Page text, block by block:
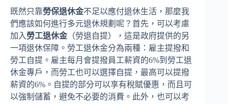
既然只靠勞保退休金不足以應付退休生活，那麼我
們應該如何進行多元退休規劃呢？首先，可以考慮
加入勞工退休金 （勞退自提），這是政府提供的另
一項退休保障。勞工退休金分為兩種：雇主提撥和
勞工自提。雇主每月會提撥員工薪資的6%到勞工退
休金專戶，而勞工也可以選擇自提，最高可以提撥
薪資的6%。自提的部分可以享有稅賦優惠，而且可
以強制儲蓄，避免不必要的消費。此外，也可以考